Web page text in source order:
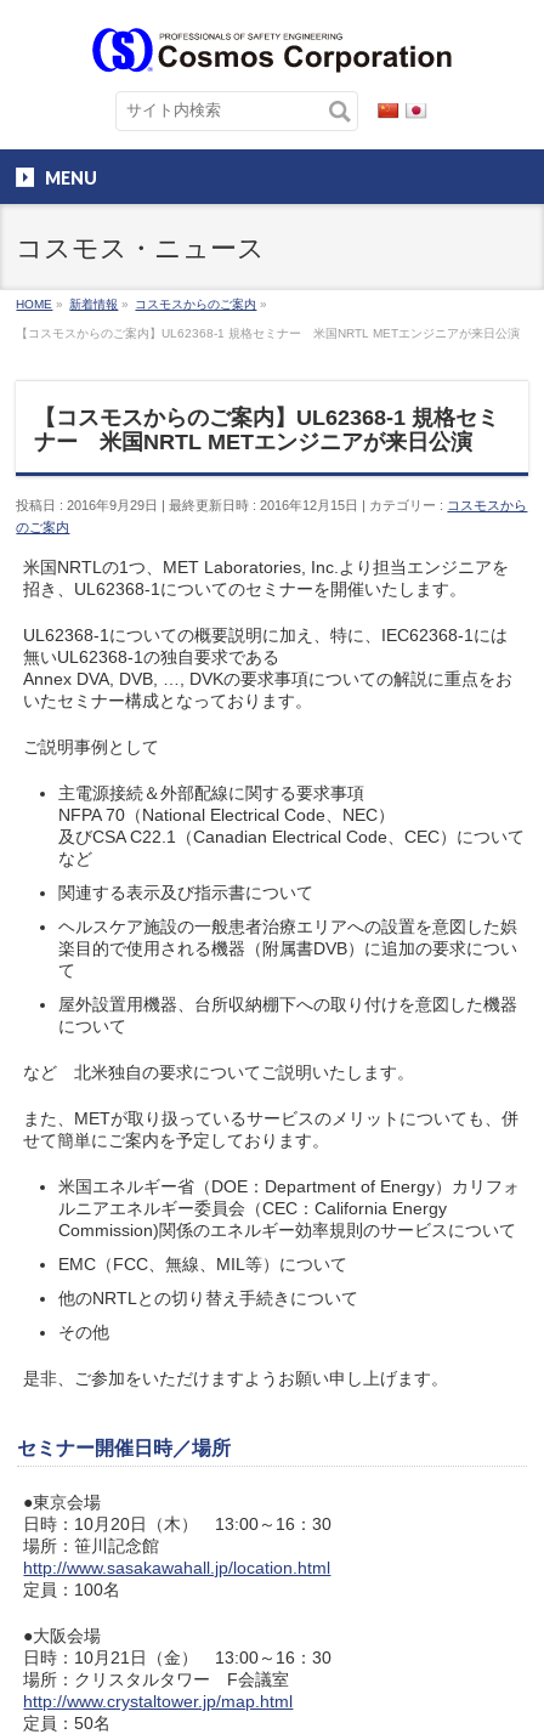
MENU
コスモス・ニュース
HOME » 新着情報 » コスモスからのご案内 »
【コスモスからのご案内】UL62368-1 規格セミナー 米国NRTL METエンジニアが来日公演
【コスモスからのご案内】UL62368-1 規格セミ
ナー 米国NRTL METエンジニアが来日公演
投稿日 : 2016年9月29日 最終更新日時 : 2016年12月15日 カテゴリー : コスモスから
のご案内
米国NRTLの1つ、MET Laboratories, Inc.より担当エンジニアを
招き、UL62368-1についてのセミナーを開催いたします。
UL62368-1についての概要説明に加え、特に、IEC62368-1には
無いUL62368-1の独自要求である
Annex DVA, DVB, …, DVKの要求事項についての解説に重点をお
いたセミナー構成となっております。
ご説明事例として
主電源接続＆外部配線に関する要求事項
NFPA 70（National Electrical Code、NEC）
及びCSA C22.1（Canadian Electrical Code、CEC）について
など
関連する表示及び指示書について
ヘルスケア施設の一般患者治療エリアへの設置を意図した娯
楽目的で使用される機器（附属書DVB）に追加の要求につい
て
屋外設置用機器、台所収納棚下への取り付けを意図した機器
について
など 北米独自の要求についてご説明いたします。
また、METが取り扱っているサービスのメリットについても、併
せて簡単にご案内を予定しております。
米国エネルギー省（DOE：Department of Energy）カリフォ
ルニアエネルギー委員会（CEC：California Energy
Commission)関係のエネルギー効率規則のサービスについて
EMC（FCC、無線、MIL等）について
他のNRTLとの切り替え手続きについて
その他
是非、ご参加をいただけますようお願い申し上げます。
セミナー開催日時／場所
●東京会場
日時：10月20日（木） 13:00～16：30
場所：笹川記念館
http://www.sasakawahall.jp/location.html
定員：100名
●大阪会場
日時：10月21日（金） 13:00～16：30
場所：クリスタルタワー F会議室
http://www.crystaltower.jp/map.html
定員：50名